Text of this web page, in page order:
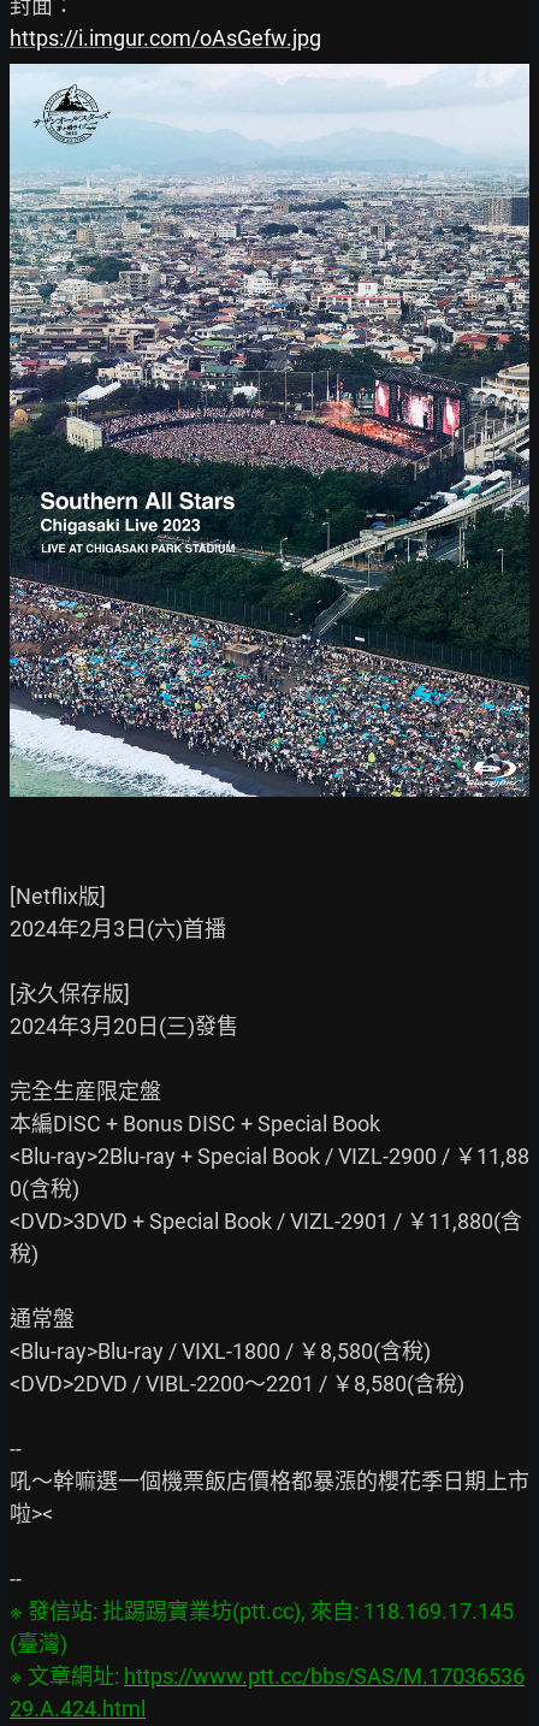
https://i.imgur.com/oAsGefw.jpg
[Netflix版]
2024年2月3日(六)首播
[永久保存版]
2024年3月20日(三)發售
完全生産限定盤
本編DISC + Bonus DISC + Special Book
<Blu-ray>2Blu-ray + Special Book / VIZL-2900 / ￥11,88
0(含稅)
<DVD>3DVD + Special Book / VIZL-2901 / ￥11,880(含
稅)
通常盤
<Blu-ray>Blu-ray / VIXL-1800 / ￥8,580(含稅)
<DVD>2DVD / VIBL-2200～2201 / ￥8,580(含稅)
--
吼～幹嘛選一個機票飯店價格都暴漲的櫻花季日期上市
啦><
※ 發信站: 批踢踢實業坊(ptt.cc), 來自: 118.169.17.145
(臺灣)
※ 文章網址: https://www.ptt.cc/bbs/SAS/M.17036536
29.A.424.html